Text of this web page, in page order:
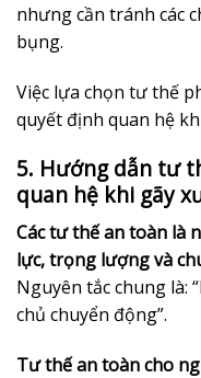
nhưng cần tránh các
bụng.
Việc lựa chọn tư thế
quyết định quan hệ
5. Hướng dẫn tư
quan hệ khi gãy
Các tư thế an toàn là
lực, trọng lượng và
Nguyên tắc chung là:
chủ chuyển động”.
Tư thế an toàn cho